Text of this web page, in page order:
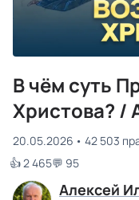
В чём суть
Христова? /
20.05.2026
42 503
👍 2 465💬 95
Алексей